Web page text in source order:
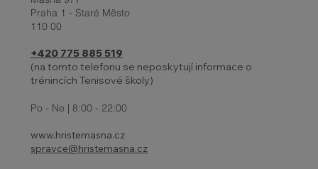
Praha 1 - Staré Město
110 00
+420 775 885 519
(na tomto telefonu se neposkytují informace o
trénincích Tenisové školy)
Po - Ne | 8:00 - 22:00
www.hristemasna.cz
spravce@hristemasna.cz